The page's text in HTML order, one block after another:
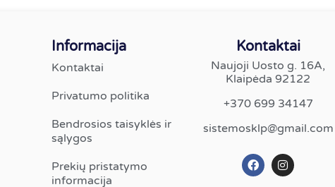
Informacija
Kontaktai
Privatumo politika
Bendrosios taisyklės ir
sąlygos
Prekių pristatymo
informacija
Kontaktai
Naujoji Uosto g. 16A,
Klaipėda 92122
+370 699 34147
sistemosklp@gmail.com